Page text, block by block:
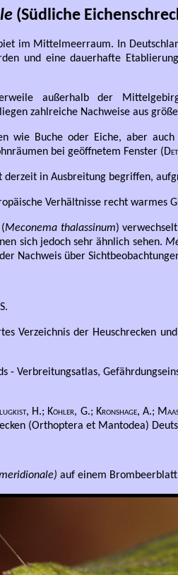
(Südliche
im Mittelmeerraum. In
und eine dauerhafte
außerhalb der
zahlreiche Nachweise aus
wie Buche oder Eiche, aber
bei geöffnetem Fenster (
in Ausbreitung begriffen,
Verhältnisse recht warmes
Meconema thalassinum)
sich jedoch sehr ähnlich sehen.
Nachweis über
Verzeichnis der Heuschrecken
- Verbreitungsatlas,
H.; Köhler, G.; Kronshage, A.;
(Orthoptera et Mantodea)
auf einem